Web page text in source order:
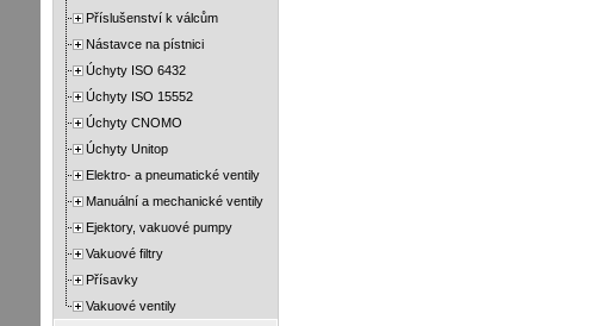
Příslušenství k válcům
Nástavce na pístnici
Úchyty ISO 6432
Úchyty ISO 15552
Úchyty CNOMO
Úchyty Unitop
Elektro- a pneumatické ventily
Manuální a mechanické ventily
Ejektory, vakuové pumpy
Vakuové filtry
Přísavky
Vakuové ventily